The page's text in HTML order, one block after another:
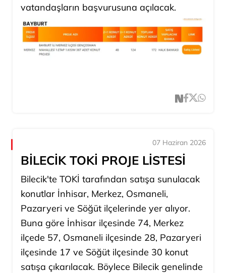
vatandaşların başvurusuna açılacak.
07 Haziran 2026
BİLECİK TOKİ PROJE LİSTESİ
Bilecik'te TOKİ tarafından satışa sunulacak
konutlar İnhisar, Merkez, Osmaneli,
Pazaryeri ve Söğüt ilçelerinde yer alıyor.
Buna göre İnhisar ilçesinde 74, Merkez
ilçede 57, Osmaneli ilçesinde 28, Pazaryeri
ilçesinde 17 ve Söğüt ilçesinde 30 konut
satışa çıkarılacak. Böylece Bilecik genelinde